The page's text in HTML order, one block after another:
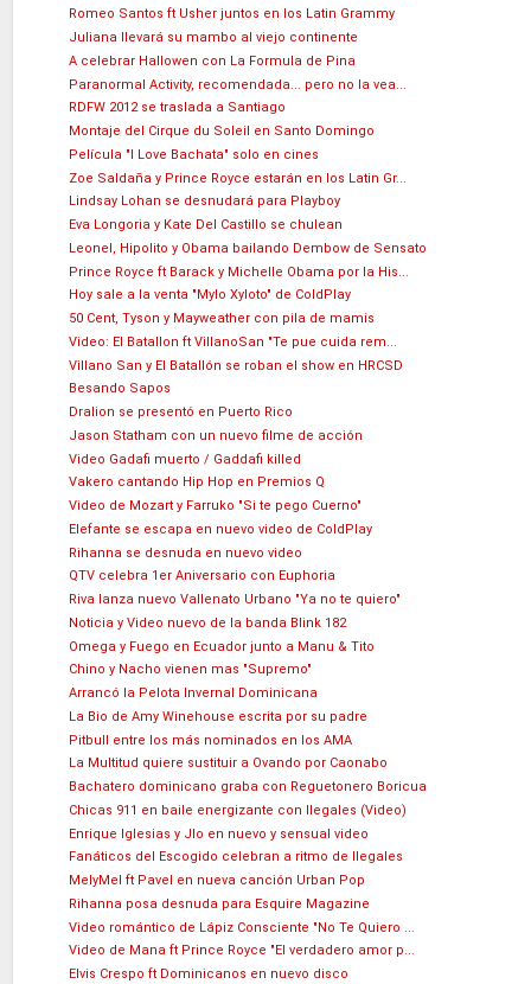
Romeo Santos ft Usher juntos en los Latin Grammy
Juliana llevará su mambo al viejo continente
A celebrar Hallowen con La Formula de Pina
Paranormal Activity, recomendada... pero no la vea...
RDFW 2012 se traslada a Santiago
Montaje del Cirque du Soleil en Santo Domingo
Película "I Love Bachata" solo en cines
Zoe Saldaña y Prince Royce estarán en los Latin Gr...
Lindsay Lohan se desnudará para Playboy
Eva Longoria y Kate Del Castillo se chulean
Leonel, Hipolito y Obama bailando Dembow de Sensato
Prince Royce ft Barack y Michelle Obama por la His...
Hoy sale a la venta "Mylo Xyloto" de ColdPlay
50 Cent, Tyson y Mayweather con pila de mamis
Video: El Batallon ft VillanoSan "Te pue cuida rem...
Villano San y El Batallón se roban el show en HRCSD
Besando Sapos
Dralion se presentó en Puerto Rico
Jason Statham con un nuevo filme de acción
Video Gadafi muerto / Gaddafi killed
Vakero cantando Hip Hop en Premios Q
Video de Mozart y Farruko "Si te pego Cuerno"
Elefante se escapa en nuevo video de ColdPlay
Rihanna se desnuda en nuevo video
QTV celebra 1er Aniversario con Euphoria
Riva lanza nuevo Vallenato Urbano "Ya no te quiero"
Noticia y Video nuevo de la banda Blink 182
Omega y Fuego en Ecuador junto a Manu & Tito
Chino y Nacho vienen mas "Supremo"
Arrancó la Pelota Invernal Dominicana
La Bio de Amy Winehouse escrita por su padre
Pitbull entre los más nominados en los AMA
La Multitud quiere sustituir a Ovando por Caonabo
Bachatero dominicano graba con Reguetonero Boricua
Chicas 911 en baile energizante con Ilegales (Video)
Enrique Iglesias y Jlo en nuevo y sensual video
Fanáticos del Escogido celebran a ritmo de Ilegales
MelyMel ft Pavel en nueva canción Urban Pop
Rihanna posa desnuda para Esquire Magazine
Video romántico de Lápiz Consciente "No Te Quiero ...
Video de Mana ft Prince Royce "El verdadero amor p...
Elvis Crespo ft Dominicanos en nuevo disco